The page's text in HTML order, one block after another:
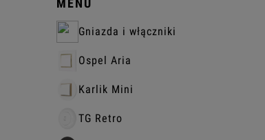
MENU
Gniazda i włączniki
Ospel Aria
Karlik Mini
TG Retro